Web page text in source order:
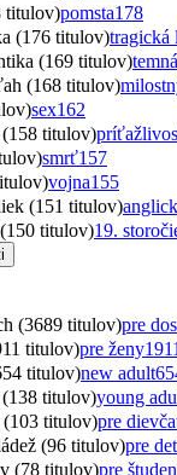
titulov)pomsta178
(176 titulov)tragická
(169 titulov)
(168 titulov)
sex162
titulov)
smrť157
vojna155
(151 titulov)
titulov)19.
(3689 titulov)pre
titulov)pre ženy1911
titulov)new adult
titulov)young
(103 titulov)pre
(96 titulov)pre
(78 titulov)pre